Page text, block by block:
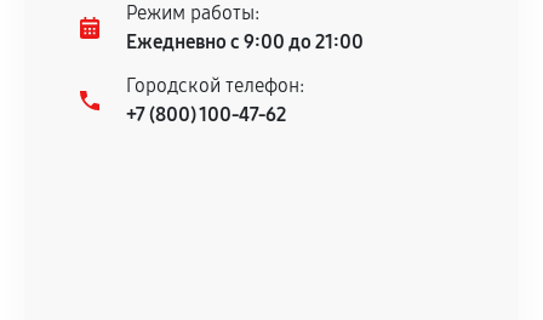
Режим работы:
Ежедневно с 9:00 до 21:00
Городской телефон:
+7 (800) 100-47-62